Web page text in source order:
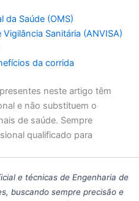
da Saúde (OMS)
Sanitária (ANVISA)
da corrida
neste artigo têm
e não substituem o
de saúde. Sempre
qualificado para
e técnicas de Engenharia de
buscando sempre precisão e